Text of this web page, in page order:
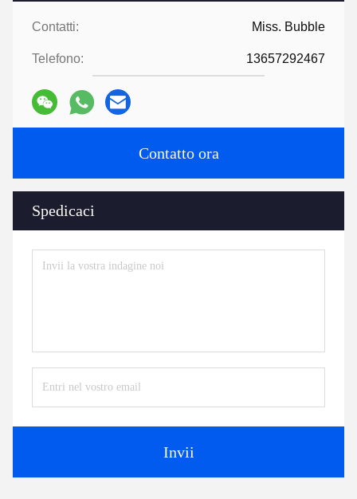
Contatti: Miss. Bubble
Telefono: 13657292467
Contatto ora
Spedicaci
Invii